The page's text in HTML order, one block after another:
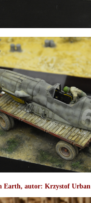
Earth, autor:Krzystof Urban